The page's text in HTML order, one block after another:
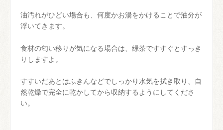
油汚れがひどい場合も、何度かお湯をかけることで油分が
浮いてきます。
食材の匂い移りが気になる場合は、緑茶ですすぐとすっき
りしますよ。
すすいだあとはふきんなどでしっかり水気を拭き取り、自
然乾燥で完全に乾かしてから収納するようにしてくださ
い。